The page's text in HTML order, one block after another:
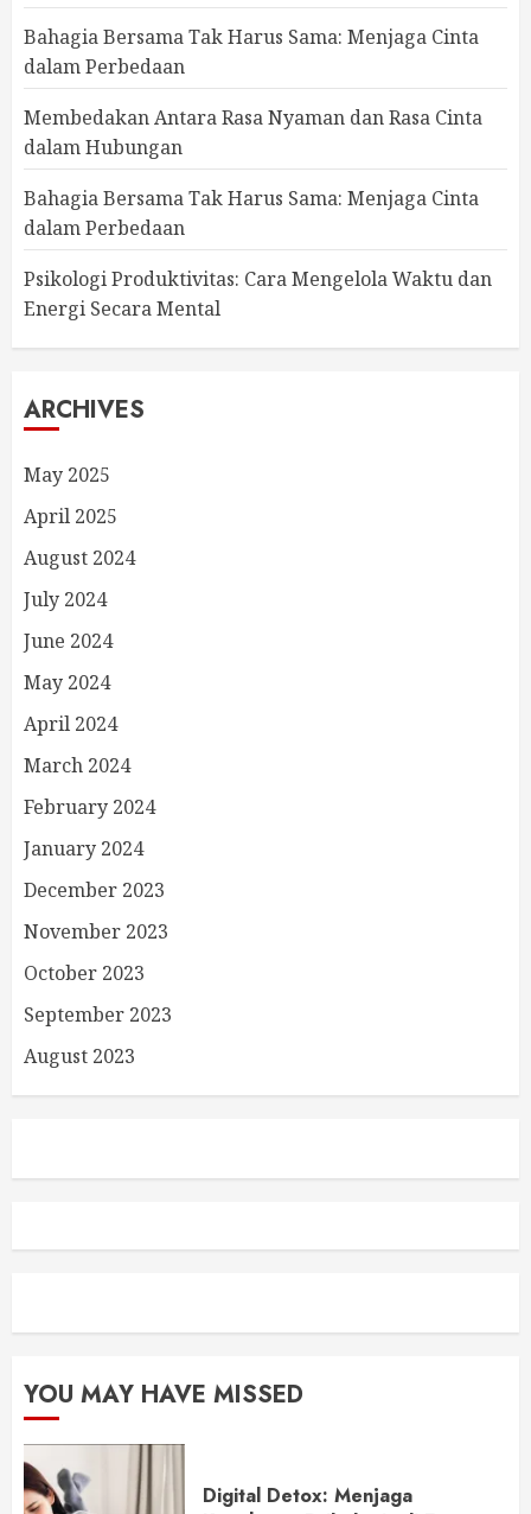
Bahagia Bersama Tak Harus Sama: Menjaga Cinta
dalam Perbedaan
Membedakan Antara Rasa Nyaman dan Rasa Cinta
dalam Hubungan
Bahagia Bersama Tak Harus Sama: Menjaga Cinta
dalam Perbedaan
Psikologi Produktivitas: Cara Mengelola Waktu dan
Energi Secara Mental
ARCHIVES
May 2025
April 2025
August 2024
July 2024
June 2024
May 2024
April 2024
March 2024
February 2024
January 2024
December 2023
November 2023
October 2023
September 2023
August 2023
YOU MAY HAVE MISSED
Digital Detox: Menjaga